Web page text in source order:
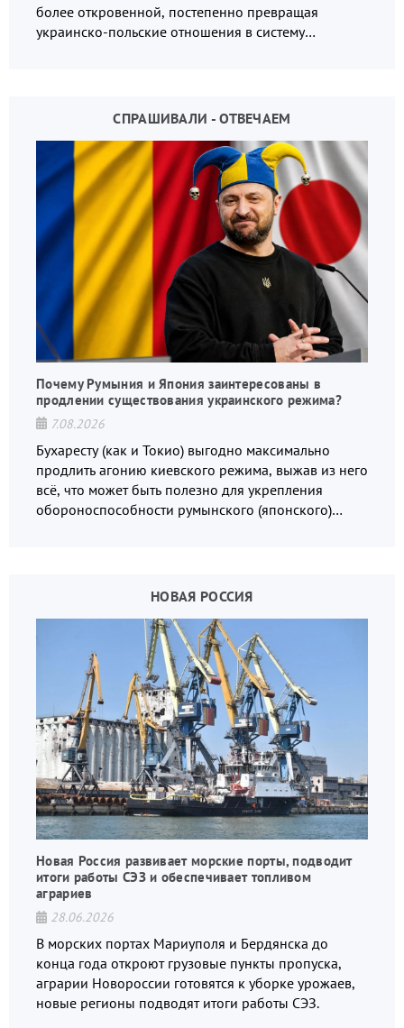
более откровенной, постепенно превращая
украинско-польские отношения в систему
СПРАШИВАЛИ - ОТВЕЧАЕМ
Почему Румыния и Япония заинтересованы в
продлении существования украинского режима?
7.08.2026
Бухаресту (как и Токио) выгодно максимально
продлить агонию киевского режима, выжав из него
всё, что может быть полезно для укрепления
обороноспособности румынского (японского)
НОВАЯ РОССИЯ
Новая Россия развивает морские порты, подводит
итоги работы СЭЗ и обеспечивает топливом
аграриев
28.06.2026
В морских портах Мариуполя и Бердянска до
конца года откроют грузовые пункты пропуска,
аграрии Новороссии готовятся к уборке урожаев,
новые регионы подводят итоги работы СЭЗ.